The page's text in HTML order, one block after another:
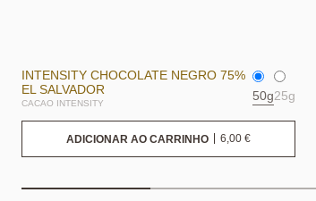
INTENSITY CHOCOLATE NEGRO 75%
EL SALVADOR
CACAO INTENSITY
50g25g
ADICIONAR AO CARRINHO 6,00 €